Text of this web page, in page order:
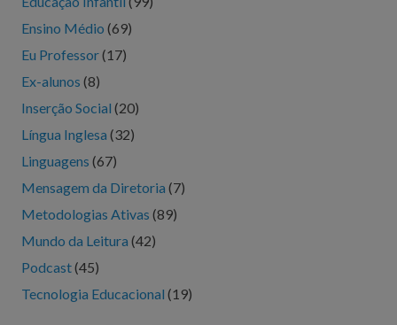
Ensino Médio (69)
Eu Professor(17)
Ex-alunos (8)
Inserção Social (20)
Língua Inglesa (32)
Linguagens (67)
Mensagem da Diretoria (7)
Metodologias Ativas (89)
Mundo da Leitura (42)
Podcast(45)
Tecnologia Educacional (19)